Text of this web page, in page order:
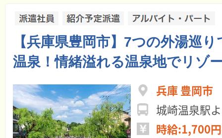
【兵庫県豊岡市】7つの外湯巡
温泉！情緒溢れる温泉地でリゾ
兵庫 豊岡市
城崎温泉駅
時給:1,700